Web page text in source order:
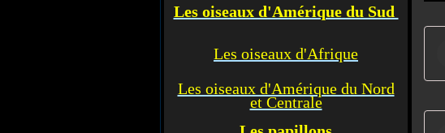
Les oiseaux d'Amérique du Sud
Les oiseaux d'Afrique
Les oiseaux d'Amérique du Nord
et Centrale